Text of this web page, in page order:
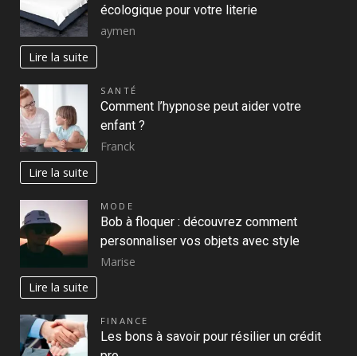
écologique pour votre literie
aymen
Lire la suite
SANTÉ
Comment l’hypnose peut aider votre
enfant ?
Franck
Lire la suite
MODE
Bob à floquer : découvrez comment
personnaliser vos objets avec style
Marise
Lire la suite
FINANCE
Les bons à savoir pour résilier un crédit